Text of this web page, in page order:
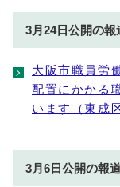
3月24日公開の報
大阪市職員労
配置にかかる
います（東成
3月6日公開の報